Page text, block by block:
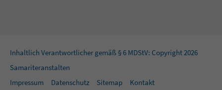
Inhaltlich Verantwortlicher gemäß § 6 MDStV: Copyright 2026
Samariteranstalten
Impressum
Datenschutz Sitemap Kontakt